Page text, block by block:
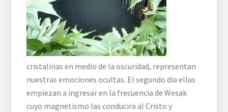
cristalinas en medio de la oscuridad, representan
nuestras emociones ocultas. El segundo dia ellas
empiezan a ingresar en la frecuencia de Wesak
cuyo magnetismo las conducira al Cristo y